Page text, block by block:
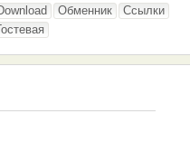
Обменник
Ссылки